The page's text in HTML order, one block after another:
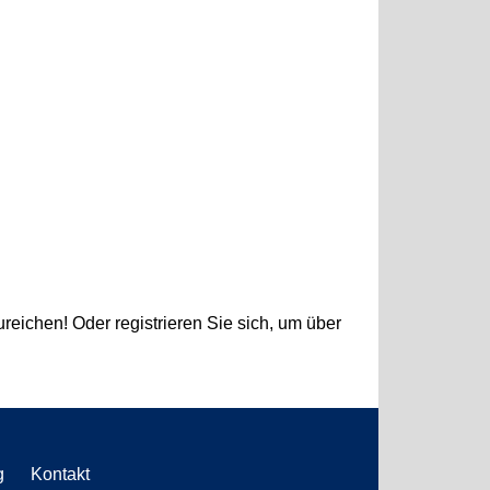
Oder registrieren Sie sich, um über
Kontakt